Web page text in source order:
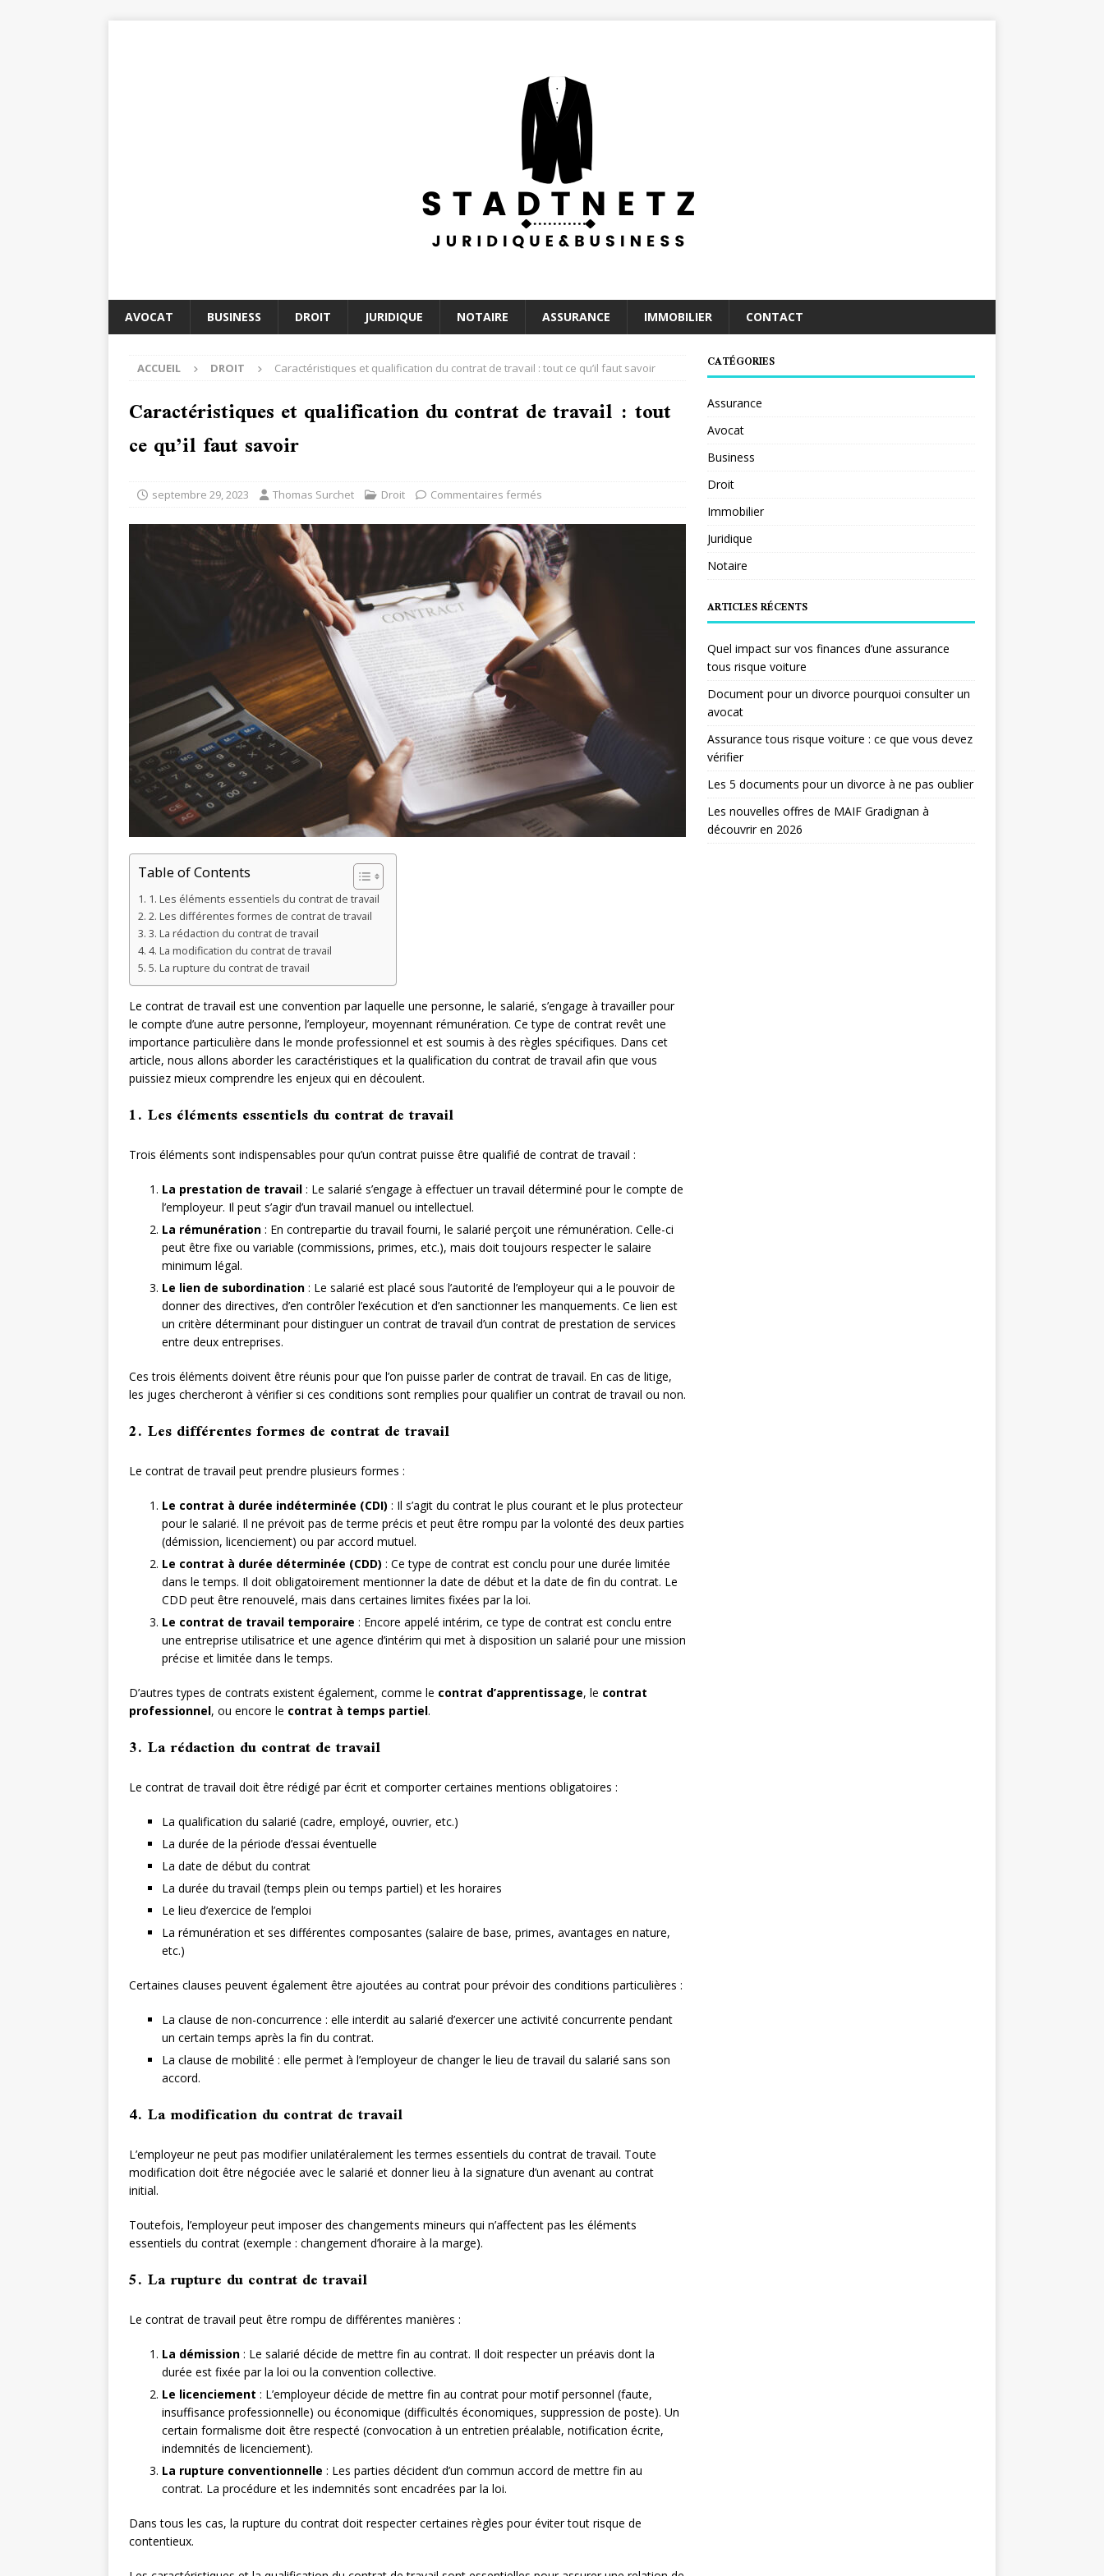
AVOCAT BUSINESS DROIT JURIDIQUE NOTAIRE ASSURANCE IMMOBILIER CONTACT
ACCUEIL DROIT Caractéristiques et qualification du contrat de travail : tout ce qu’il faut savoir
Caractéristiques et qualification du contrat de travail : tout
ce qu’il faut savoir
septembre 29, 2023 Thomas Surchet Droit Commentaires fermés
Table of Contents
1. Les éléments essentiels du contrat de travail
2. Les différentes formes de contrat de travail
3. La rédaction du contrat de travail
4. La modification du contrat de travail
5. La rupture du contrat de travail
Le contrat de travail est une convention par laquelle une personne, le salarié, s’engage à travailler pour
le compte d’une autre personne, l’employeur, moyennant rémunération. Ce type de contrat revêt une
importance particulière dans le monde professionnel et est soumis à des règles spécifiques. Dans cet
article, nous allons aborder les caractéristiques et la qualification du contrat de travail afin que vous
puissiez mieux comprendre les enjeux qui en découlent.
1. Les éléments essentiels du contrat de travail
Trois éléments sont indispensables pour qu’un contrat puisse être qualifié de contrat de travail :
La prestation de travail : Le salarié s’engage à effectuer un travail déterminé pour le compte de
l’employeur. Il peut s’agir d’un travail manuel ou intellectuel.
La rémunération : En contrepartie du travail fourni, le salarié perçoit une rémunération. Celle-ci
peut être fixe ou variable (commissions, primes, etc.), mais doit toujours respecter le salaire
minimum légal.
Le lien de subordination : Le salarié est placé sous l’autorité de l’employeur qui a le pouvoir de
donner des directives, d’en contrôler l’exécution et d’en sanctionner les manquements. Ce lien est
un critère déterminant pour distinguer un contrat de travail d’un contrat de prestation de services
entre deux entreprises.
Ces trois éléments doivent être réunis pour que l’on puisse parler de contrat de travail. En cas de litige,
les juges chercheront à vérifier si ces conditions sont remplies pour qualifier un contrat de travail ou non.
2. Les différentes formes de contrat de travail
Le contrat de travail peut prendre plusieurs formes :
Le contrat à durée indéterminée (CDI) : Il s’agit du contrat le plus courant et le plus protecteur
pour le salarié. Il ne prévoit pas de terme précis et peut être rompu par la volonté des deux parties
(démission, licenciement) ou par accord mutuel.
Le contrat à durée déterminée (CDD) : Ce type de contrat est conclu pour une durée limitée
dans le temps. Il doit obligatoirement mentionner la date de début et la date de fin du contrat. Le
CDD peut être renouvelé, mais dans certaines limites fixées par la loi.
Le contrat de travail temporaire : Encore appelé intérim, ce type de contrat est conclu entre
une entreprise utilisatrice et une agence d’intérim qui met à disposition un salarié pour une mission
précise et limitée dans le temps.
D’autres types de contrats existent également, comme le contrat d’apprentissage, le contrat
professionnel, ou encore le contrat à temps partiel.
3. La rédaction du contrat de travail
Le contrat de travail doit être rédigé par écrit et comporter certaines mentions obligatoires :
La qualification du salarié (cadre, employé, ouvrier, etc.)
La durée de la période d’essai éventuelle
La date de début du contrat
La durée du travail (temps plein ou temps partiel) et les horaires
Le lieu d’exercice de l’emploi
La rémunération et ses différentes composantes (salaire de base, primes, avantages en nature,
etc.)
Certaines clauses peuvent également être ajoutées au contrat pour prévoir des conditions particulières :
La clause de non-concurrence : elle interdit au salarié d’exercer une activité concurrente pendant
un certain temps après la fin du contrat.
La clause de mobilité : elle permet à l’employeur de changer le lieu de travail du salarié sans son
accord.
4. La modification du contrat de travail
L’employeur ne peut pas modifier unilatéralement les termes essentiels du contrat de travail. Toute
modification doit être négociée avec le salarié et donner lieu à la signature d’un avenant au contrat
initial.
Toutefois, l’employeur peut imposer des changements mineurs qui n’affectent pas les éléments
essentiels du contrat (exemple : changement d’horaire à la marge).
5. La rupture du contrat de travail
Le contrat de travail peut être rompu de différentes manières :
La démission : Le salarié décide de mettre fin au contrat. Il doit respecter un préavis dont la
durée est fixée par la loi ou la convention collective.
Le licenciement : L’employeur décide de mettre fin au contrat pour motif personnel (faute,
insuffisance professionnelle) ou économique (difficultés économiques, suppression de poste). Un
certain formalisme doit être respecté (convocation à un entretien préalable, notification écrite,
indemnités de licenciement).
La rupture conventionnelle : Les parties décident d’un commun accord de mettre fin au
contrat. La procédure et les indemnités sont encadrées par la loi.
Dans tous les cas, la rupture du contrat doit respecter certaines règles pour éviter tout risque de
contentieux.
CATÉGORIES
Assurance
Avocat
Business
Droit
Immobilier
Juridique
Notaire
ARTICLES RÉCENTS
Quel impact sur vos finances d’une assurance
tous risque voiture
Document pour un divorce pourquoi consulter un
avocat
Assurance tous risque voiture : ce que vous devez
vérifier
Les 5 documents pour un divorce à ne pas oublier
Les nouvelles offres de MAIF Gradignan à
découvrir en 2026